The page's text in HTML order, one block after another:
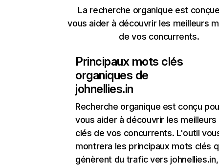
La recherche organique est
vous aider à découvrir les meilleurs
de vos concurrents.
Principaux mots clés
organiques de
johnellies.in
Recherche organique est conçu
vous aider à découvrir les
clés de vos concurrents. L'outil
montrera les principaux mots clés
génèrent du trafic vers